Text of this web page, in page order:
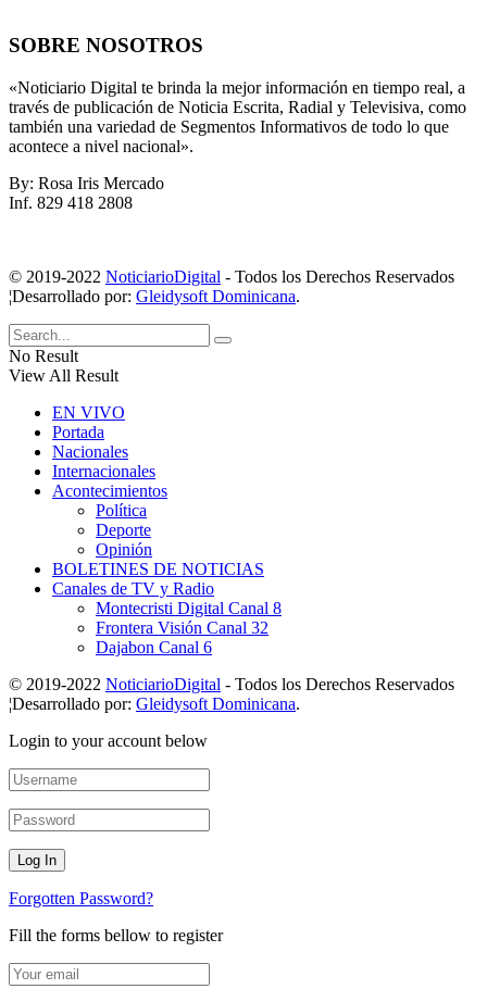
SOBRE NOSOTROS
«Noticiario Digital te brinda la mejor información en tiempo real, a
través de publicación de Noticia Escrita, Radial y Televisiva, como
también una variedad de Segmentos Informativos de todo lo que
acontece a nivel nacional».
By: Rosa Iris Mercado
Inf. 829 418 2808
© 2019-2022 NoticiarioDigital - Todos los Derechos Reservados
¦Desarrollado por: Gleidysoft Dominicana.
No Result
View All Result
EN VIVO
Portada
Nacionales
Internacionales
Acontecimientos
Política
Deporte
Opinión
BOLETINES DE NOTICIAS
Canales de TV y Radio
Montecristi Digital Canal 8
Frontera Visión Canal 32
Dajabon Canal 6
© 2019-2022 NoticiarioDigital - Todos los Derechos Reservados
¦Desarrollado por: Gleidysoft Dominicana.
Login to your account below
Forgotten Password?
Fill the forms bellow to register